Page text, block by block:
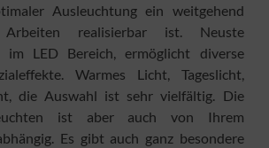
Ausleuchtung ein weitgehend
Arbeiten realisierbar ist. Neuste
im LED Bereich, ermöglicht diverse
Warmes Licht, Tageslicht,
die Auswahl ist sehr vielfältig. Die
ist aber auch von Ihrem
Es gibt auch ganz besondere